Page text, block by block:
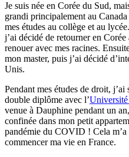
Je suis née en Corée du Sud,
grandi principalement au
mes études au collège et au
j’ai décidé de retourner en
renouer avec mes racines.
mon master, puis j’ai décidé
Unis.
Pendant mes études de droit,
double diplôme avec l’
venue à Dauphine pendant un
confinée dans mon petit
pandémie du COVID ! Cela m’a
commencer ma vie en France.